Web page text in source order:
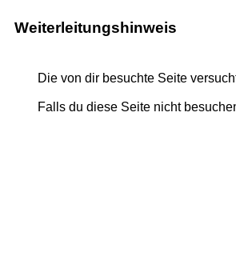
Weiterleitungshinweis
Die von dir besuchte Seite
Falls du diese Seite nicht